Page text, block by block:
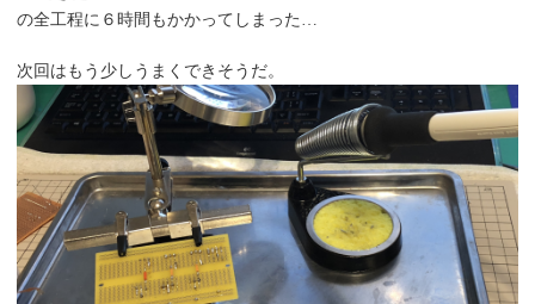
の全工程に６時間もかかってしまった…
次回はもう少しうまくできそうだ。